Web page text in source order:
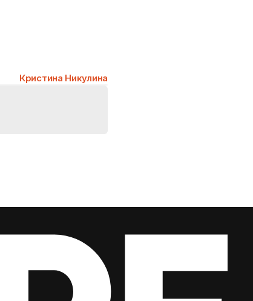
Кристина Никулина